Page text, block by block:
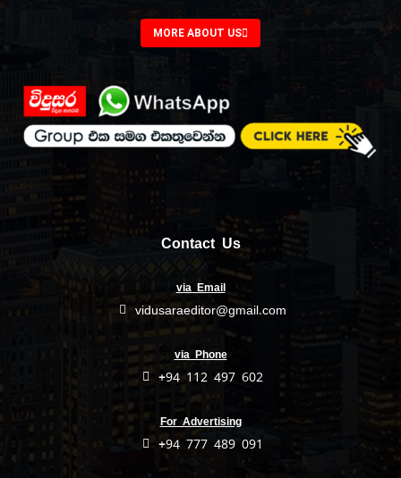
MORE ABOUT US
Contact Us
via Email
vidusaraeditor@gmail.com
via Phone
+94 112 497 602
For Advertising
+94 777 489 091